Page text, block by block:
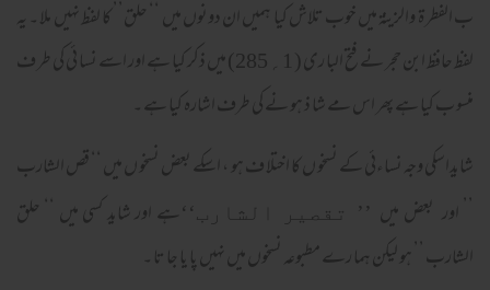
ب الفطر ۃ والزینۃ میں خوب تلاش کیا ہمیں ان دونوں میں ‘‘ حلق’’ کا لفظ نہیں ملا ۔ یہ
لفظ حافظ ابن حجر نے فتح البا ری ( 1؍ 285) میں ذکر کیا ہے اور اسے نسا ئی کی طر ف
منسو ب کیا ہے پھر اس مے شا ذ ہو نے کی طرف اشارہ کیا ہے ۔
شایداسکی وجہ نساءئی کے نسخو ں کا اختلا ف ہو ، اسکے بعض نسخو ں میں ‘‘ قص الشارب
’’ اور بعض میں ’’ تقصیر الشارب‘‘ ہے اور شاید کسی میں ‘‘ حلق
الشارب ’’ ہو لیکن ہما رے مطبوعہ نسخوں میں نہیں پا یا جا تا ۔